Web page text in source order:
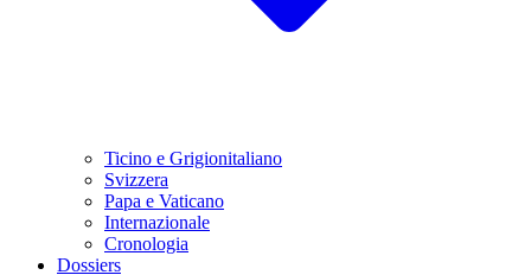
Ticino e Grigionitaliano
Svizzera
Papa e Vaticano
Internazionale
Cronologia
Dossiers